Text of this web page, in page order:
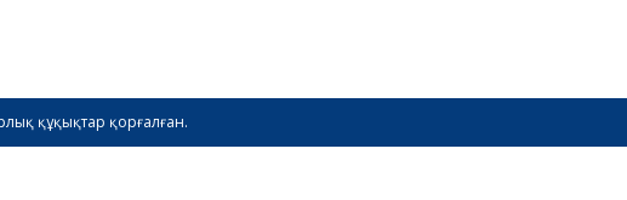
құқықтар қорғалған.